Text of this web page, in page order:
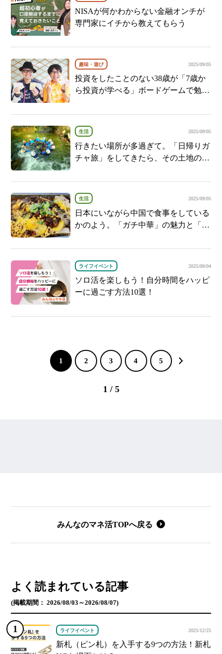
NISAが何かわからない金融オンチが
専門家にイチから教えてもらう
趣味・遊び 2025/09/05
投資をしたことのない38歳が「7歳か
ら投資が学べる」ボードゲームで勉強
生活 2025/09/05
行きたい場所が多過ぎて。「日帰りガ
チャ旅」をしてきたら、その土地のこ
生活 2025/09/05
日本にいながら中国で食事をしている
かのよう。「ガチ中華」の魅力と「入
ライフイベント 2025/09/04
ソロ活を楽しもう！自分時間をハッピ
ーに過ごす方法10選！
1 2 3 4 5
1 / 5
みんなのマネ活TOPへ戻る
よく読まれている記事
(掲載期間： 2026/08/03～2026/08/07)
ライフイベント 2025/12/25
新札（ピン札）を入手する9つの方法！新札